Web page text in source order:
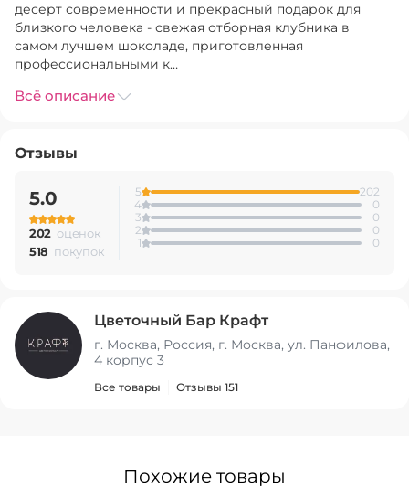
десерт современности и прекрасный подарок для
близкого человека - свежая отборная клубника в
самом лучшем шоколаде, приготовленная
профессиональными к…
Всё описание
Отзывы
5.0
202 оценок
518 покупок
5
202
4
0
3
0
2
0
1
0
Цветочный Бар Крафт
г. Москва, Россия, г. Москва, ул. Панфилова,
4 корпус 3
Все товары Отзывы 151
Похожие товары